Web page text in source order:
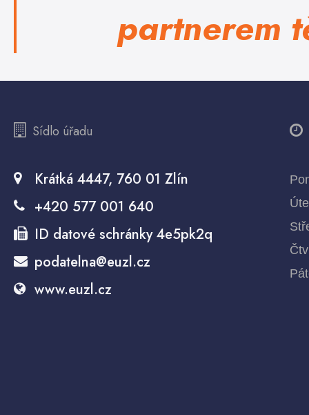
partnerem
Sídlo úřadu
Krátká 4447, 760 01 Zlín
+420 577 001 640
ID datové schránky 4e5pk2q
podatelna@euzl.cz
www.euzl.cz